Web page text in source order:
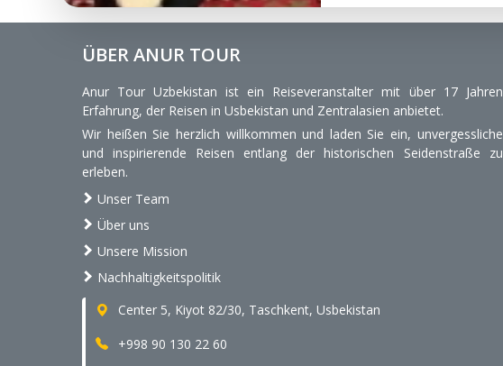
ÜBER ANUR TOUR
Anur Tour Uzbekistan ist ein Reiseveranstalter mit über 17 Jahren
Erfahrung, der Reisen in Usbekistan und Zentralasien anbietet.
Wir heißen Sie herzlich willkommen und laden Sie ein, unvergessliche
und inspirierende Reisen entlang der historischen Seidenstraße zu
erleben.
Unser Team
Über uns
Unsere Mission
Nachhaltigkeitspolitik
Center 5, Kiyot 82/30, Taschkent, Usbekistan
+998 90 130 22 60